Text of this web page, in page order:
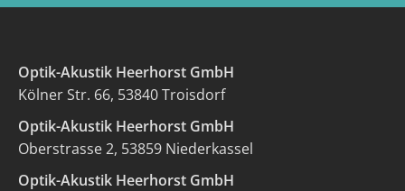
Optik-Akustik Heerhorst GmbH
Kölner Str. 66, 53840 Troisdorf
Optik-Akustik Heerhorst GmbH
Oberstrasse 2, 53859 Niederkassel
Optik-Akustik Heerhorst GmbH